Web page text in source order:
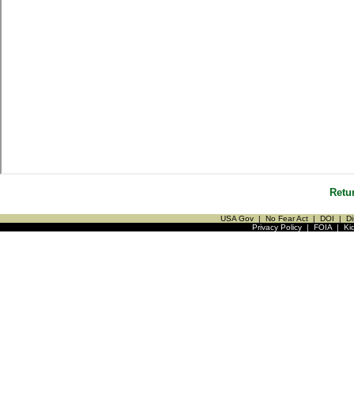
USA Gov | No Fear Act | DOI |
Privacy Policy| FOIA|